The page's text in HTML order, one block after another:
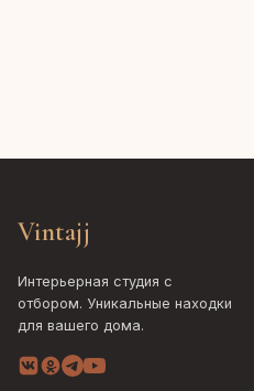
Vintajj
Интерьерная студия с
отбором. Уникальные находки
для вашего дома.